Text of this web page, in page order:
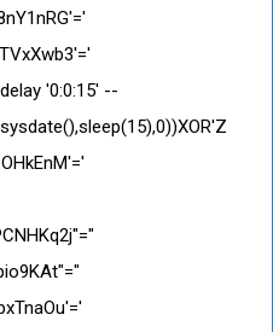
'0:0:15' --